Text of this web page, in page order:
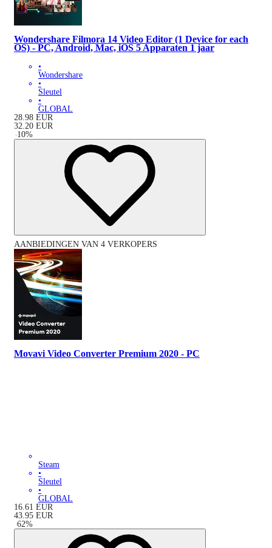
Wondershare Filmora 14 Video Editor (1 Device for each
OS) - PC, Android, Mac, iOS 5 Apparaten 1 jaar
•
Wondershare
•
Sleutel
•
GLOBAL
28.98 EUR
32.20 EUR
-10%
AANBIEDINGEN VAN 4 VERKOPERS
Movavi Video Converter Premium 2020 - PC
Steam
•
Sleutel
•
GLOBAL
16.61 EUR
43.95 EUR
-62%